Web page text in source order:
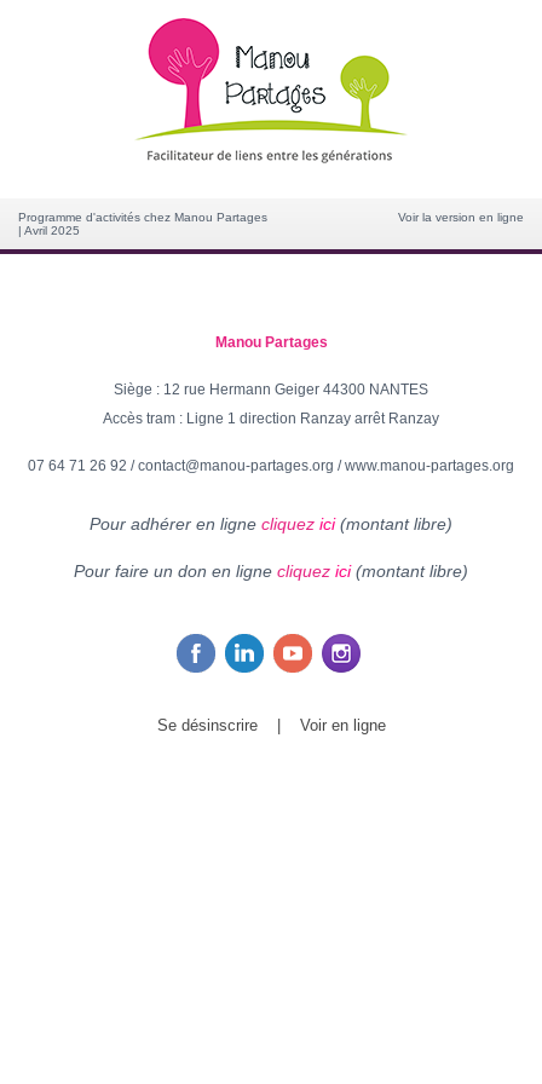
Programme d'activités chez Manou Partages
| Avril 2025
Voir la version en ligne
Manou Partages
Siège : 12 rue Hermann Geiger 44300 NANTES
Accès tram : Ligne 1 direction Ranzay arrêt Ranzay
07 64 71 26 92 /contact@manou-partages.org /www.manou-partages.org
Pour adhérer en ligne cliquez ici(montant libre)
Pour faire un don en ligne cliquez ici(montant libre)
Se désinscrire Voir en ligne